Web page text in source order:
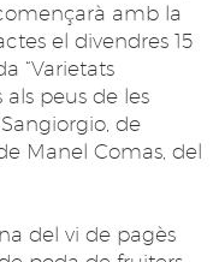
amb la
el divendres 15
“Varietats
peus de les
de
Manel Comas, del
del vi de pagès